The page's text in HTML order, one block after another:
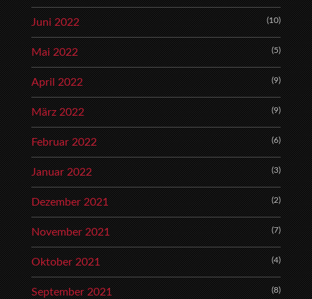
Juni 2022 (10)
Mai 2022 (5)
April 2022 (9)
März 2022 (9)
Februar 2022 (6)
Januar 2022 (3)
Dezember 2021 (2)
November 2021 (7)
Oktober 2021 (4)
September 2021 (8)